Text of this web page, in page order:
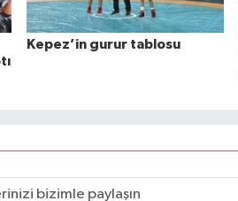
Kepez’in gurur tablosu